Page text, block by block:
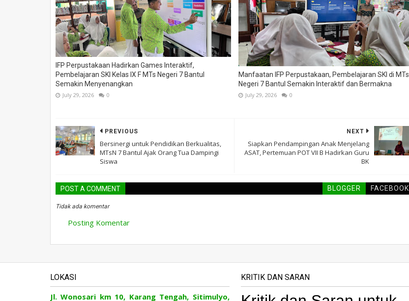
IFP Perpustakaan Hadirkan Games Interaktif,
Pembelajaran SKI Kelas IX F MTs Negeri 7 Bantul
Semakin Menyenangkan
July 29, 2026 0
Manfaatan IFP Perpustakaan, Pembelajaran SKI di MTs
Negeri 7 Bantul Semakin Interaktif dan Bermakna
July 29, 2026 0
NEXT
Siapkan Pendampingan Anak Menjelang
ASAT, Pertemuan POT VII B Hadirkan Guru
BK
PREVIOUS
Bersinergi untuk Pendidikan Berkualitas,
MTsN 7 Bantul Ajak Orang Tua Dampingi
Siswa
POST A COMMENT BLOGGER FACEBOOK
Tidak ada komentar
Posting Komentar
LOKASI
Jl. Wonosari km 10, Karang Tengah, Sitimulyo,
KRITIK DAN SARAN